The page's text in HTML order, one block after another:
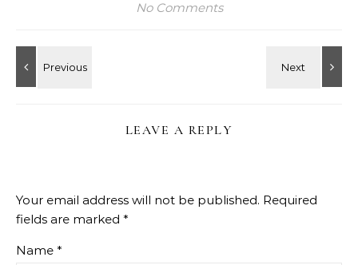
No Comments
LEAVE A REPLY
Your email address will not be published. Required
fields are marked *
Name *